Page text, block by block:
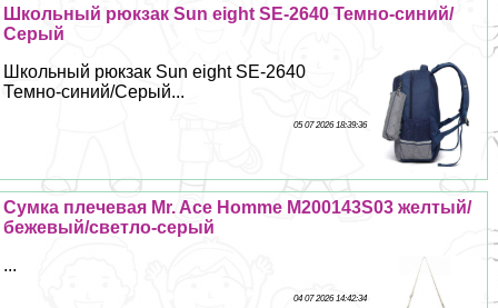
Школьный рюкзак Sun eight SE-2640 Темно-синий/
Серый
Школьный рюкзак Sun eight SE-2640
Темно-синий/Серый...
05 07 2026 18:39:36
Сумка плечевая Mr. Ace Homme M200143S03 желтый/
бежевый/светло-серый
...
04 07 2026 14:42:34